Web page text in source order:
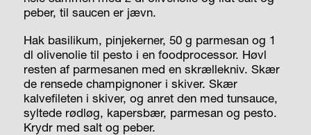
peber, til saucen er jævn.
Hak basilikum, pinjekerner, 50 g parmesan og 1
dl olivenolie til pesto i en foodprocessor. Høvl
resten af parmesanen med en skrællekniv. Skær
de rensede champignoner i skiver. Skær
kalvefileten i skiver, og anret den med tunsauce,
syltede rødløg, kapersbær, parmesan og pesto.
Krydr med salt og peber.